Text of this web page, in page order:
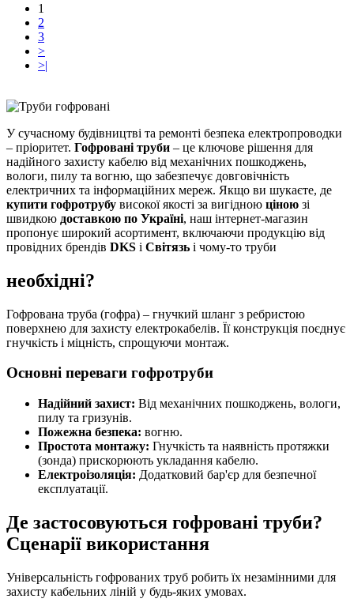
1
2
3
>
>|
У сучасному будівництві та ремонті безпека електропроводки
– пріоритет. Гофровані труби – це ключове рішення для
надійного захисту кабелю від механічних пошкоджень,
вологи, пилу та вогню, що забезпечує довговічність
електричних та інформаційних мереж. Якщо ви шукаєте, де
купити гофротрубу високої якості за вигідною ціною зі
швидкою доставкою по Україні, наш інтернет-магазин
пропонує широкий асортимент, включаючи продукцію від
провідних брендів DKS і Світязь і чому-то труби
необхідні?
Гофрована труба (гофра) – гнучкий шланг з ребристою
поверхнею для захисту електрокабелів. Її конструкція поєднує
гнучкість і міцність, спрощуючи монтаж.
Основні переваги гофротруби
Надійний захист: Від механічних пошкоджень, вологи,
пилу та гризунів.
Пожежна безпека: вогню.
Простота монтажу: Гнучкість та наявність протяжки
(зонда) прискорюють укладання кабелю.
Електроізоляція: Додатковий бар'єр для безпечної
експлуатації.
Де застосовуються гофровані труби?
Сценарії використання
Універсальність гофрованих труб робить їх незамінними для
захисту кабельних ліній у будь-яких умовах.